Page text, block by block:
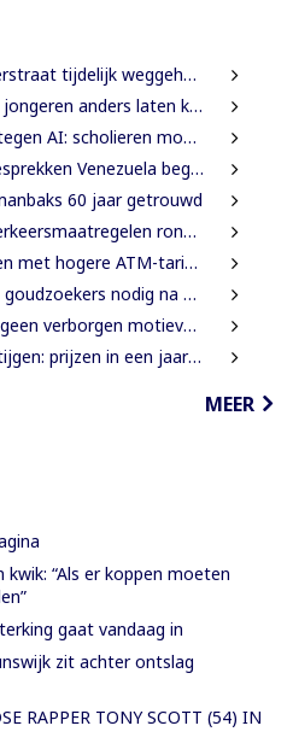
vanwege chaos rond Domineestraat
kijken naar Surinaamse houtsector
extra mondelinge examens doen
beginnen zonder Machado
60 jaar getrouwd
rond afgesloten Domineestraat
digitale economie op achterstand
risico’s in Moeroekreek en 21 Bergi
motieven bij verkoop DSB-belang
een jaar tijd gemiddeld 7,3% hoger
MEER
“Als er koppen moeten
gaat vandaag in
zit achter ontslag
RAPPER TONY SCOTT (54) IN